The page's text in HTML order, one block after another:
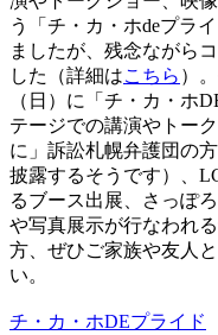
う「チ・カ・ホdeプラ
ましたが、残念ながら
した（詳細はこちら ）
（日）に「チ・カ・ホ
テージでの講演やトー
に」訴訟札幌弁護団の
披露するそうです）、
るブース出展、さっぽ
や写真展示が行なわれ
方、ぜひご家族や友人
い。
チ・カ・ホDEプライド